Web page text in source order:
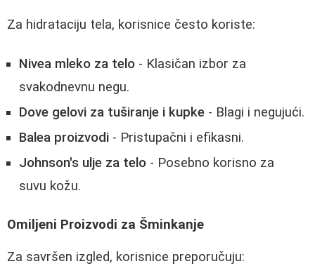
Za hidrataciju tela, korisnice često koriste:
Nivea mleko za telo - Klasičan izbor za
svakodnevnu negu.
Dove gelovi za tuširanje i kupke - Blagi i negujući.
Balea proizvodi - Pristupačni i efikasni.
Johnson's ulje za telo - Posebno korisno za
suvu kožu.
Omiljeni Proizvodi za Šminkanje
Za savršen izgled, korisnice preporučuju: